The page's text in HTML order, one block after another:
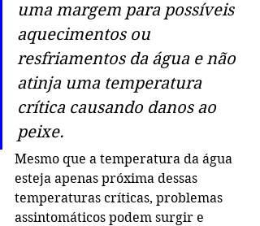
uma margem para possíveis
aquecimentos ou
resfriamentos da água e não
atinja uma temperatura
crítica causando danos ao
peixe.
Mesmo que a temperatura da água
esteja apenas próxima dessas
temperaturas críticas, problemas
assintomáticos podem surgir e